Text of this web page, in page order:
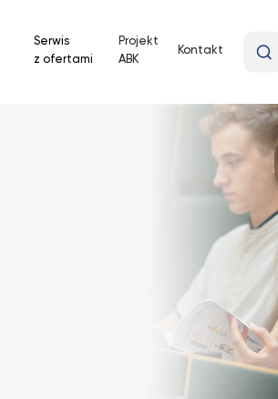
Serwis
z ofertami
Projekt
ABK
Kontakt